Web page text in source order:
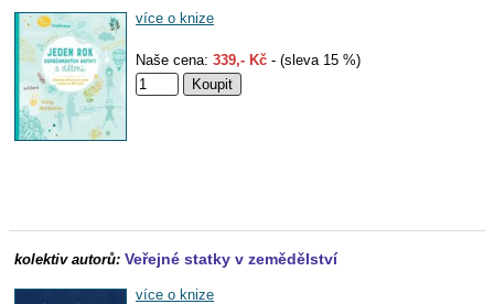
více o knize
Naše cena: 339,- Kč - (sleva 15 %)
kolektiv autorů: Veřejné statky v zemědělství
více o knize